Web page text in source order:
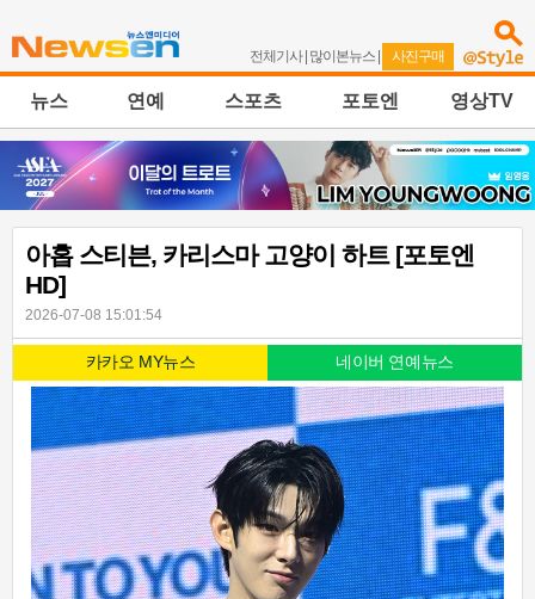
전체기사| 많이본뉴스 | 사진구매
뉴스 연예 스포츠 포토엔 영상TV
아홉 스티븐, 카리스마 고양이 하트 [포토엔
HD]
2026-07-08 15:01:54
카카오 MY뉴스 네이버 연예뉴스